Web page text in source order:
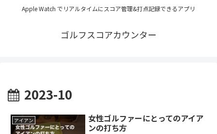
Apple Watch でリアルタイムにスコア管理&打点記録できるアプリ
ゴルフスコアカウンター
2023-10
アイアン
女性ゴルファーにとってのアイア
ンの打ち方